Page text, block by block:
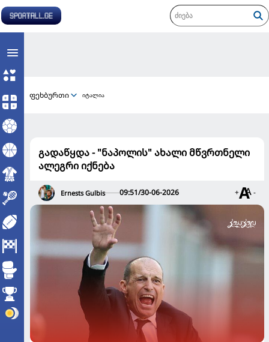
ფეხბურთი იტალია
გადაწყდა - "ნაპოლის" ახალი მწვრთნელი
ალეგრი იქნება
Ernests Gulbis 09:51/30-06-2026 + -